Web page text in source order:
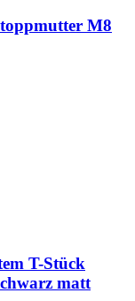
M8
T-Stück
matt